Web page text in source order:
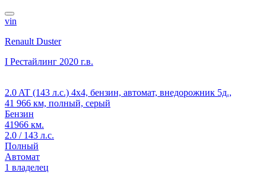
vin
Renault Duster
I Рестайлинг 2020 г.в.
2.0 AT (143 л.с.) 4x4, бензин, автомат, внедорожник 5д.,
41 966 км, полный, серый
Бензин
41966 км.
2.0 / 143 л.с.
Полный
Автомат
1 владелец